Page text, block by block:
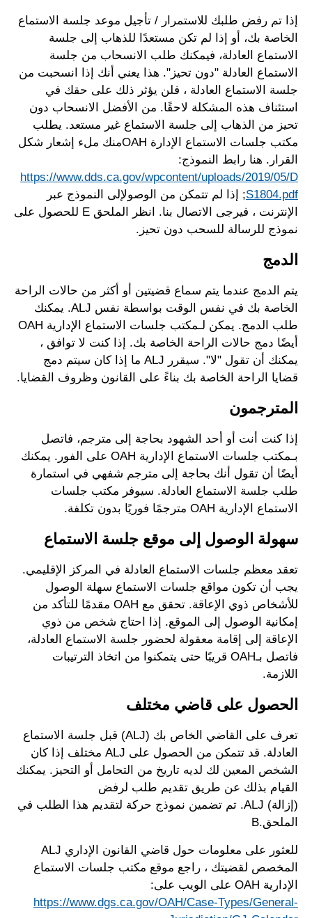
إذا تم رفض طلبك للاستمرار / تأجيل موعد جلسة الاستماع
الخاصة بك، أو إذا لم تكن مستعدًا للذهاب إلى جلسة
الاستماع العادلة، فيمكنك طلب الانسحاب من جلسة
الاستماع العادلة "دون تحيز". هذا يعني أنك إذا انسحبت من
جلسة الاستماع العادلة ، فلن يؤثر ذلك على حقك في
استئناف هذه المشكلة لاحقًا. من الأفضل الانسحاب دون
تحيز من الذهاب إلى جلسة الاستماع غير مستعد. يطلب
مكتب جلسات الاستماع الإدارة OAHمنك ملء إشعار شكل
القرار. هنا رابط النموذج:
https://www.dds.ca.gov/wpcontent/uploads/2019/05/D
S1804.pdf; إذا لم تتمكن من الوصولإلى النموذج عبر
الإنترنت ، فيرجى الاتصال بنا. انظر الملحق E للحصول على
نموذج للرسالة للسحب دون تحيز.
الدمج
يتم الدمج عندما يتم سماع قضيتين أو أكثر من حالات الراحة
الخاصة بك في نفس الوقت بواسطة نفس ALJ. يمكنك
طلب الدمج. يمكن لـمكتب جلسات الاستماع الإدارية OAH
أيضًا دمج حالات الراحة الخاصة بك. إذا كنت لا توافق ،
يمكنك أن تقول "لا". سيقرر ALJ ما إذا كان سيتم دمج
قضايا الراحة الخاصة بك بناءً على القانون وظروف القضايا.
المترجمون
إذا كنت أنت أو أحد الشهود بحاجة إلى مترجم، فاتصل
بـمكتب جلسات الاستماع الإدارية OAH على الفور. يمكنك
أيضًا أن تقول أنك بحاجة إلى مترجم شفهي في استمارة
طلب جلسة الاستماع العادلة. سيوفر مكتب جلسات
الاستماع الإدارية OAH مترجمًا فوريًا بدون تكلفة.
سهولة الوصول إلى موقع جلسة الاستماع
تعقد معظم جلسات الاستماع العادلة في المركز الإقليمي.
يجب أن تكون مواقع جلسات الاستماع سهلة الوصول
للأشخاص ذوي الإعاقة. تحقق مع OAH مقدمًا للتأكد من
إمكانية الوصول إلى الموقع. إذا احتاج شخص من ذوي
الإعاقة إلى إقامة معقولة لحضور جلسة الاستماع العادلة،
فاتصل بـOAH قريبًا حتى يتمكنوا من اتخاذ الترتيبات
اللازمة.
الحصول على قاضي مختلف
تعرف على القاضي الخاص بك (ALJ) قبل جلسة الاستماع
العادلة. قد تتمكن من الحصول على ALJ مختلف إذا كان
الشخص المعين لك لديه تاريخ من التحامل أو التحيز. يمكنك
القيام بذلك عن طريق تقديم طلب لرفض
(إزالة) ALJ. تم تضمين نموذج حركة لتقديم هذا الطلب في
الملحق.B
للعثور على معلومات حول قاضي القانون الإداري ALJ
المخصص لقضيتك ، راجع موقع مكتب جلسات الاستماع
الإدارية OAH على الويب على:
https://www.dgs.ca.gov/OAH/Case-Types/General-